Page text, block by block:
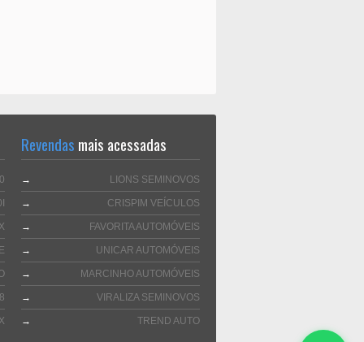
Revendas mais acessadas
→ LIONS SEMINOVOS
→ CRISPIM VEÍCULOS
→ FAVORITA AUTOMÓVEIS
→ UNICAR AUTOMÓVEIS
→ MARCINHO AUTOMÓVEIS
→ VIRALIZA SEMINOVOS
→ TREND AUTO